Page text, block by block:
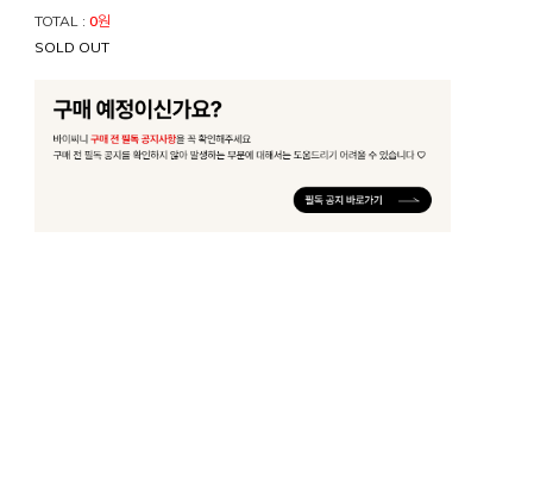
TOTAL : 0원
SOLD OUT